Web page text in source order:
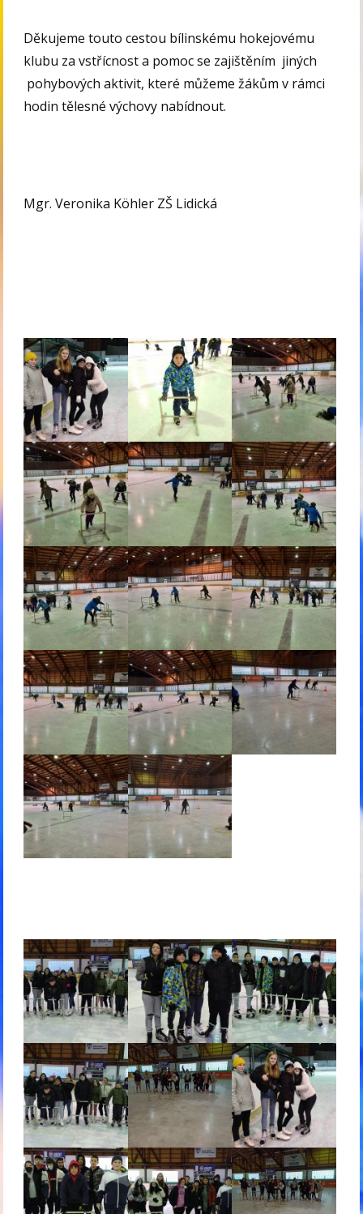
Děkujeme touto cestou bílinskému hokejovému
klubu za vstřícnost a pomoc se zajištěním jiných
pohybových aktivit, které můžeme žákům v rámci
hodin tělesné výchovy nabídnout.
Mgr. Veronika Köhler ZŠ Lidická